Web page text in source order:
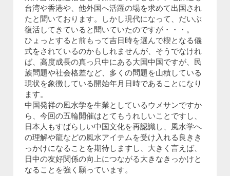
台湾や香港や、他外国へ活躍の場を求めて出国され
たと聞いております。しかし現代になって、だいぶ
復活してきていると聞いていたのですが・・・。
ひょっとすると前もって吉日時を選んで楔となる儀
式をされているのかもしれませんが、そうでなけれ
ば、高度成長の真っ只中にある大国中国ですが、民
族問題や社会格差など、多くの問題を山積している
現状を象徴している開始年月日時であることになり
ます。
中国発祥の風水学を生業としているウメサンですか
ら、今回の五輪開催はとてもうれしいことですし、
日本人もすばらしい中国文化を再認識し、風水学へ
の理解や龍などの風水アイテムを受け入れる良きき
っかけになることを期待しますし、大きく言えば、
日中の友好関係の向上につながる大きなきっかけと
なることを強く願っています。